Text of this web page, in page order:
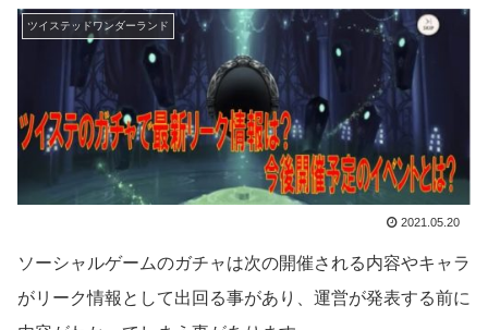
ツイステッドワンダーランド
2021.05.20
ソーシャルゲームのガチャは次の開催される内容やキャラ
がリーク情報として出回る事があり、運営が発表する前に